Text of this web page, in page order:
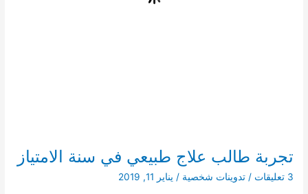
تجربة طالب علاج طبيعي في سنة الامتياز
3 تعليقات /تدوينات شخصية / يناير 11, 2019